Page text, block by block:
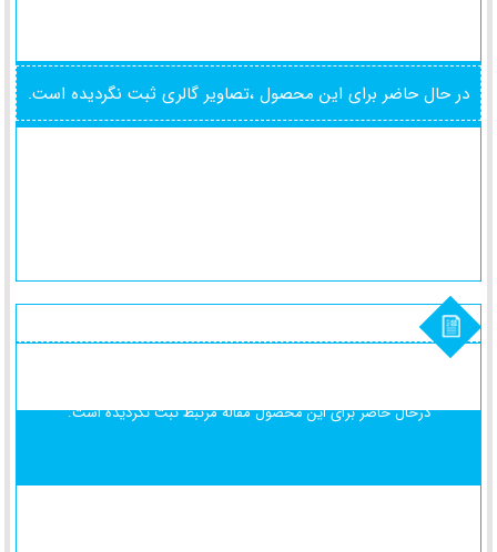
در حال حاضر برای این محصول ،تصاویر گالری ثبت نگردیده است.
درحال حاضر برای این محصولمقاله مرتبط ثبت نگردیده است.